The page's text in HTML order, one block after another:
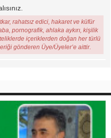
rahatsız edici, hakaret ve küfür
pornografik, ahlaka aykırı, kişilik
içeriklerden doğan her türlü
gönderen Üye/Üyeler’e aittir.